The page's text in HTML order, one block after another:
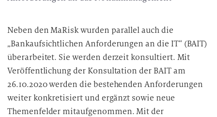
Neben den MaRisk wurden parallel auch die
„Bankaufsichtlichen Anforderungen an die IT“ (BAIT)
überarbeitet. Sie werden derzeit konsultiert. Mit
Veröffentlichung der Konsultation der BAIT am
26.10.2020 werden die bestehenden Anforderungen
weiter konkretisiert und ergänzt sowie neue
Themenfelder mitaufgenommen. Mit der